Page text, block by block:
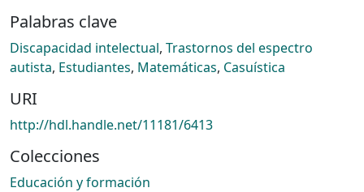
Palabras clave
Discapacidad intelectual, Trastornos del espectro
autista, Estudiantes, Matemáticas, Casuística
URI
http://hdl.handle.net/11181/6413
Colecciones
Educación y formación